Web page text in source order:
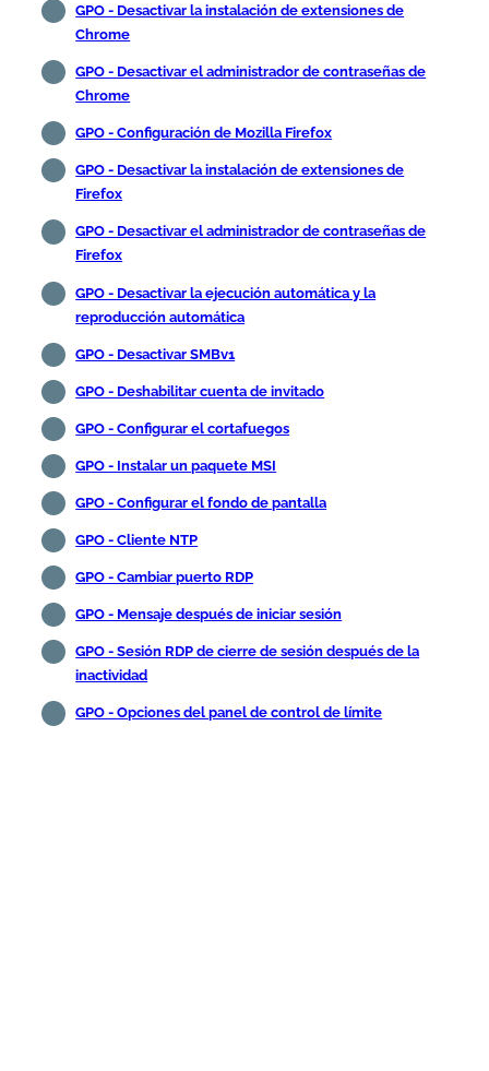
GPO - Desactivar la instalación de extensiones de
Chrome
GPO - Desactivar el administrador de contraseñas de
Chrome
GPO - Configuración de Mozilla Firefox
GPO - Desactivar la instalación de extensiones de
Firefox
GPO - Desactivar el administrador de contraseñas de
Firefox
GPO - Desactivar la ejecución automática y la
reproducción automática
GPO - Desactivar SMBv1
GPO - Deshabilitar cuenta de invitado
GPO - Configurar el cortafuegos
GPO - Instalar un paquete MSI
GPO - Configurar el fondo de pantalla
GPO - Cliente NTP
GPO - Cambiar puerto RDP
GPO - Mensaje después de iniciar sesión
GPO - Sesión RDP de cierre de sesión después de la
inactividad
GPO - Opciones del panel de control de límite